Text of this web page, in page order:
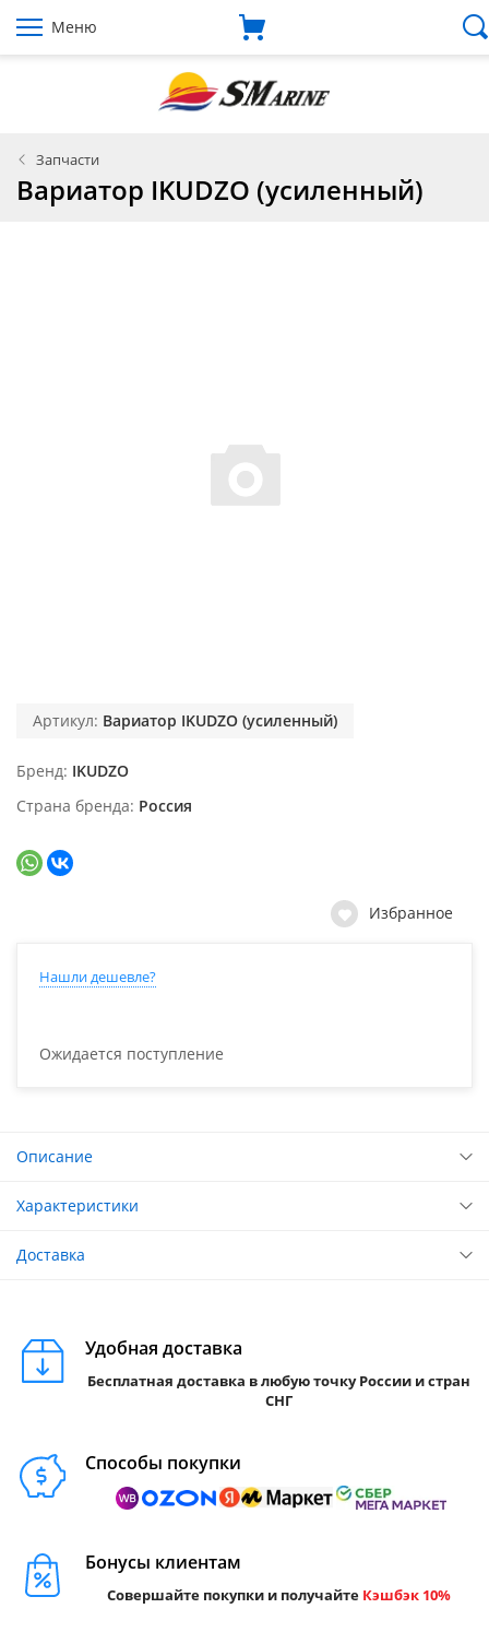
Меню
Запчасти
Вариатор IKUDZO (усиленный)
Артикул: Вариатор IKUDZO (усиленный)
Бренд IKUDZO
Страна бренда Россия
Избранное
Нашли дешевле?
Ожидается поступление
Описание
Характеристики
Доставка
Удобная доставка
Бесплатная доставка в любую точку России и стран
СНГ
Способы покупки
Бонусы клиентам
Совершайте покупки и получайте Кэшбэк 10%